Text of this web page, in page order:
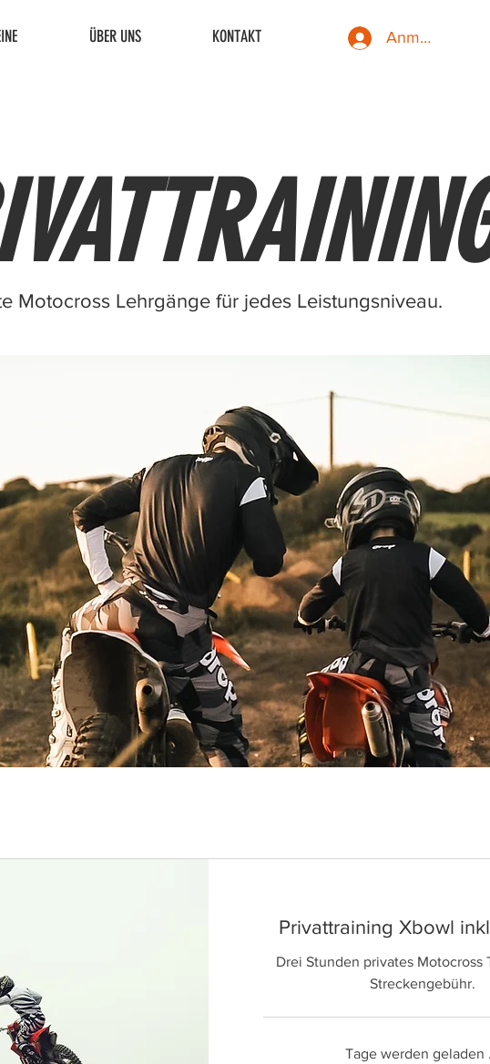
ÜBER UNS KONTAKT Anmelden
Motocross Lehrgänge für jedes Leistungsniveau.
Privattraining Xbowl
Drei Stunden privates Motocross
Streckengebühr.
Tage werden geladen